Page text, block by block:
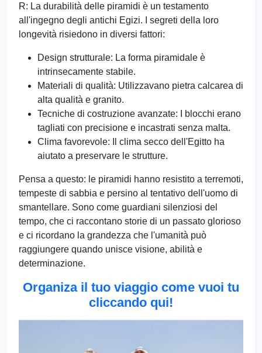
R: La durabilità delle piramidi è un testamento
all'ingegno degli antichi Egizi. I segreti della loro
longevità risiedono in diversi fattori:
Design strutturale: La forma piramidale è
intrinsecamente stabile.
Materiali di qualità: Utilizzavano pietra calcarea di
alta qualità e granito.
Tecniche di costruzione avanzate: I blocchi erano
tagliati con precisione e incastrati senza malta.
Clima favorevole: Il clima secco dell'Egitto ha
aiutato a preservare le strutture.
Pensa a questo: le piramidi hanno resistito a terremoti,
tempeste di sabbia e persino al tentativo dell'uomo di
smantellare. Sono come guardiani silenziosi del
tempo, che ci raccontano storie di un passato glorioso
e ci ricordano la grandezza che l'umanità può
raggiungere quando unisce visione, abilità e
determinazione.
Organiza il tuo viaggio come vuoi tu
cliccando qui!